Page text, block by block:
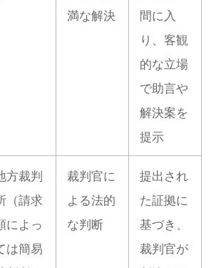
満な解決
間に入
り、客観
的な立場
で助言や
解決案を
提示
方裁判
（請求
によっ
は簡易
裁判官に
よる法的
な判断
提出され
た証拠に
基づき、
裁判官が